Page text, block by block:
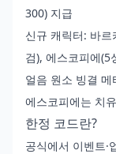
300) 지급
신규 캐릭터: 바
검), 에스코피에(5
얼음 원소 빙결 메
에스코피에는 치
한정 코드란?
공식에서 이벤트·